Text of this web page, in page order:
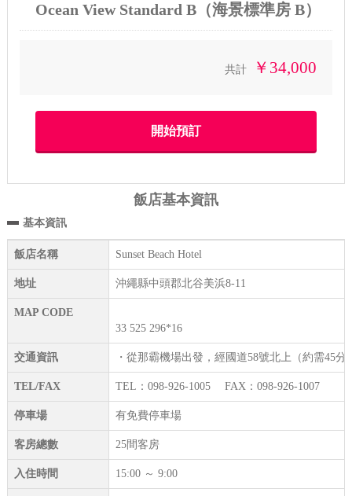
Ocean View Standard B（海景標準房 B）
共計 ￥34,000
飯店基本資訊
基本資訊
飯店名稱 Sunset Beach Hotel
地址 沖繩縣中頭郡北谷美浜8-11
MAP CODE
33 525 296*16
交通資訊 ・從那霸機場出發，經國道58號北上（約需45分
TEL/FAX TEL：098-926-1005 FAX：098-926-1007
停車場 有免費停車場
客房總數 25間客房
入住時間 15:00 ～ 9:00